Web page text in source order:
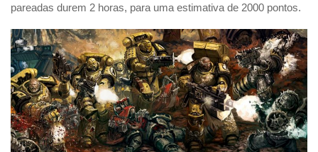
pareadas durem 2 horas, para uma estimativa de 2000 pontos.